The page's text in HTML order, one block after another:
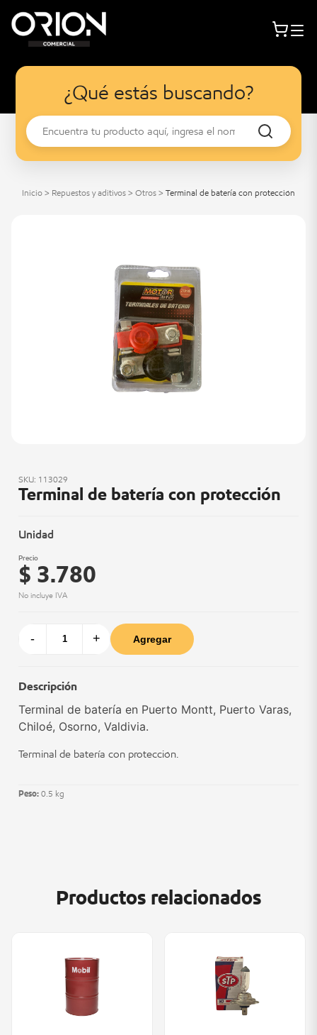
¿Qué estás buscando?
Inicio > Repuestos y aditivos > Otros > Terminal de batería con protección
SKU: 113029
Terminal de batería con protección
Unidad
Precio
$ 3.780
No incluye IVA
- + Agregar
Descripción
Terminal de batería en Puerto Montt, Puerto Varas,
Chiloé, Osorno, Valdivia.
Terminal de batería con protección.
Peso: 0.5 kg
Productos relacionados